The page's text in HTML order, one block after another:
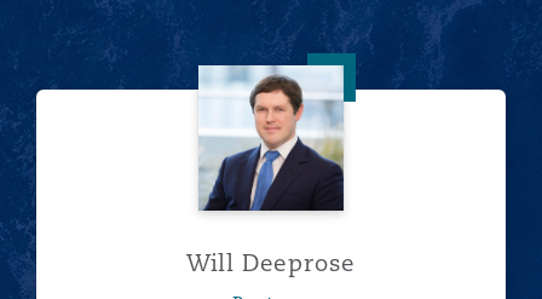
Will Deeprose
Will Deeprose